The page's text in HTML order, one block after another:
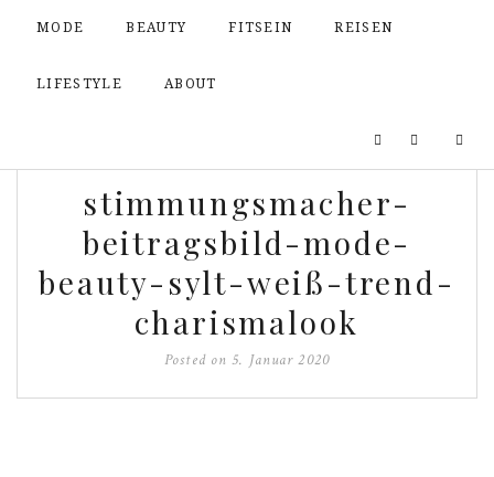
MODE BEAUTY FITSEIN REISEN
LIFESTYLE ABOUT
stimmungsmacher-
beitragsbild-mode-
beauty-sylt-weiß-trend-
charismalook
Posted on5. Januar 2020